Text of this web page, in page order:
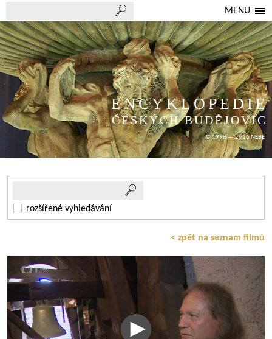
MENU
ENCYKLOPEDIE
ČESKÝCH BUDĚJOVIC
© 1998 — 2026 NEBE
rozšířené vyhledávání
< zpět na seznam filmů